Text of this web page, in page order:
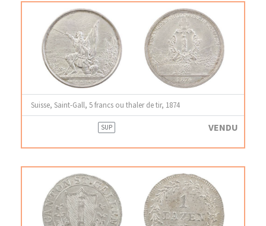
Suisse, Saint-Gall, 5 francs ou thaler de tir, 1874
SUP VENDU